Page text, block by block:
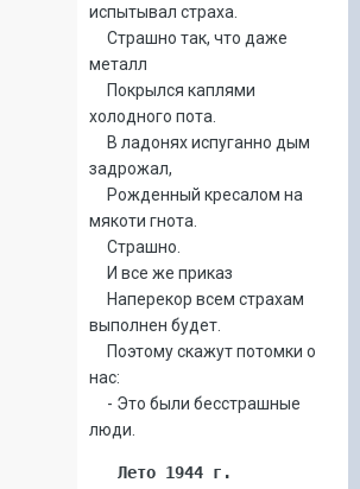
испытывал страха.
Страшно так, что даже
металл
Покрылся каплями
холодного пота.
В ладонях испуганно дым
задрожал,
Рожденный кресалом на
мякоти гнота.
Страшно.
И все же приказ
Наперекор всем страхам
выполнен будет.
Поэтому скажут потомки о
нас:
- Это были бесстрашные
люди.
Лето 1944 г.